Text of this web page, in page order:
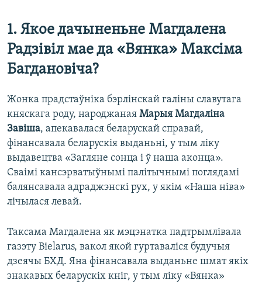
1. Якое дачыненьне Магдалена
Радзівіл мае да «Вянка» Максіма
Багдановіча?
Жонка прадстаўніка бэрлінскай галіны славутага
княскага роду, народжаная Марыя Магдаліна
Завіша, апекавалася беларускай справай,
фінансавала беларускія выданьні, у тым ліку
выдавецтва «Загляне сонца і ў наша аконца».
Сваімі кансэрватыўнымі палітычнымі поглядамі
балянсавала адраджэнскі рух, у якім «Наша ніва»
лічылася левай.
Таксама Магдалена як мэцэнатка падтрымлівала
газэту Bielarus, вакол якой гуртаваліся будучыя
дзеячы БХД. Яна фінансавала выданьне шмат якіх
знакавых беларускіх кніг, у тым ліку «Вянка»